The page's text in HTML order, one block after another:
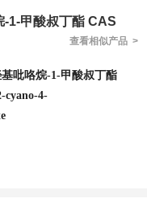
-1-甲酸叔丁酯 CAS
查看相似产品 >
吡咯烷-1-甲酸叔丁酯
cyano-4-
求进行分装